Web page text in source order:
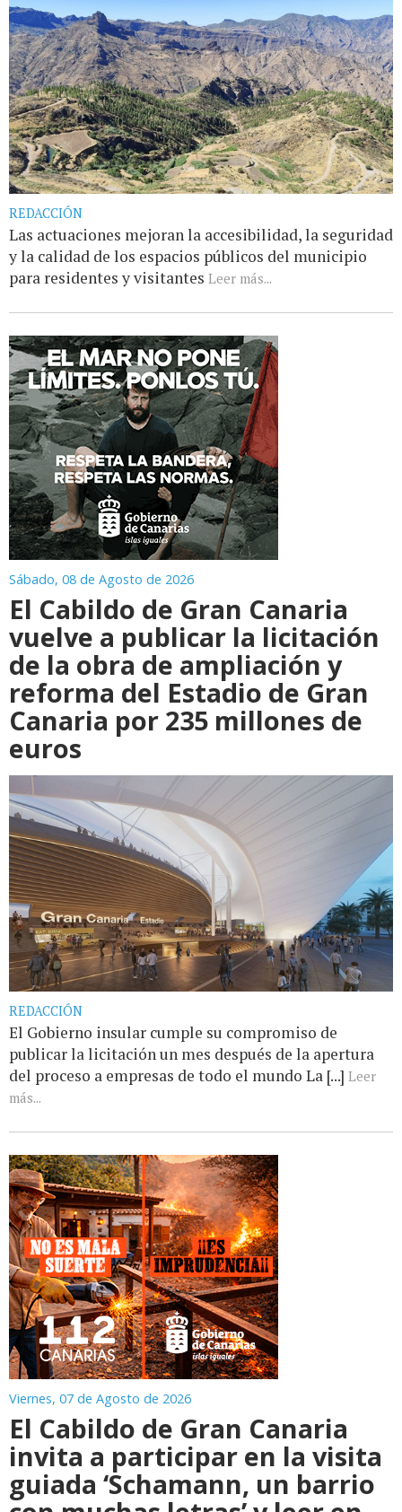
REDACCIÓN
Las actuaciones mejoran la accesibilidad, la seguridad
y la calidad de los espacios públicos del municipio
para residentes y visitantes Leer más...
Sábado, 08 de Agosto de 2026
El Cabildo de Gran Canaria
vuelve a publicar la licitación
de la obra de ampliación y
reforma del Estadio de Gran
Canaria por 235 millones de
euros
REDACCIÓN
El Gobierno insular cumple su compromiso de
publicar la licitación un mes después de la apertura
del proceso a empresas de todo el mundo La [...] Leer
más...
Viernes, 07 de Agosto de 2026
El Cabildo de Gran Canaria
invita a participar en la visita
guiada ‘Schamann, un barrio